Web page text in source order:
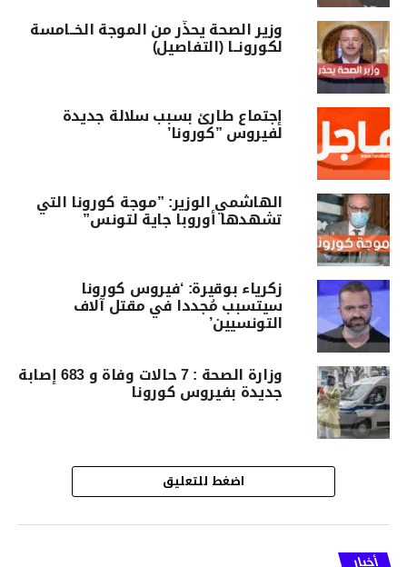
وزير الصحة يحذّر من الموجة الخــامسة
لكورونــا (التفاصيل)
إجتماع طارئ بسبب سلالة جديدة
لفيروس ”كورونا’
الهاشمي الوزير: ”موجة كورونا التي
تشهدها أوروبا جاية لتونس”
زكرياء بوقيرة: ‘فيروس كورونا
سيتسبب مُجددا في مقتل آلاف
التونسيين’
وزارة الصحة : 7 حالات وفاة و 683 إصابة
جديدة بفيروس كورونا
اضغط للتعليق
أخبار